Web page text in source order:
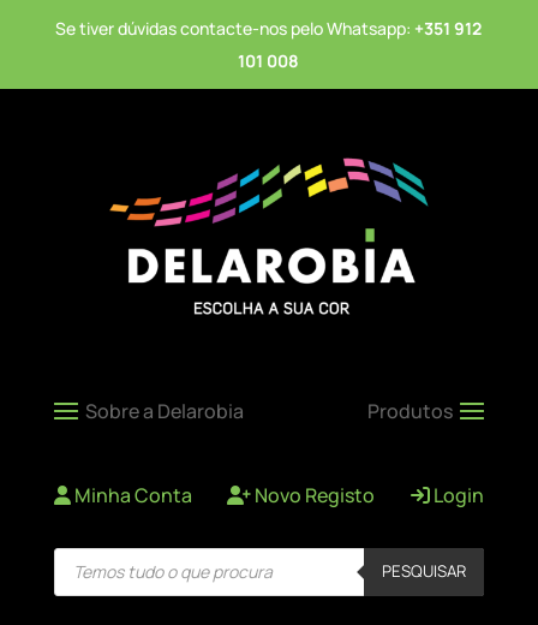
Se tiver dúvidas contacte-nos pelo Whatsapp: +351 912
101 008
Minha Conta Novo Registo Login
Products
search PESQUISAR